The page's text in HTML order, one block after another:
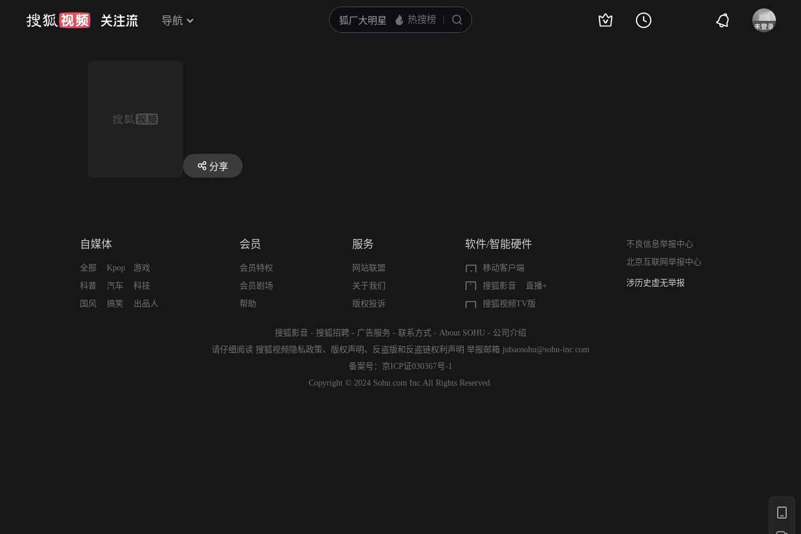
导航
分享
自媒体
全部
科普
国风
Kpop
汽车
搞笑
游戏
科技
出品人
会员
会员特权
会员剧场
帮助
服务
网站联盟
关于我们
版权投诉
软件/智能硬件
移动客户端
搜狐影音
直播+
搜狐视频TV版
不良信息举报中心
北京互联网举报中心
亚运会举报专区
涉历史虚无举报
搜狐影音 - 搜狐招聘 - 广告服务 - 联系方式 - About SOHU - 公司介绍
请仔细阅读 搜狐视频隐私政策、 版权声明 、 反盗版和反盗链权利声明 举报邮箱 jubaosohu@sohu-inc.com
备案号： 京ICP证030367号-1
Copyright © 2024 Sohu.com Inc.All Rights Reserved.